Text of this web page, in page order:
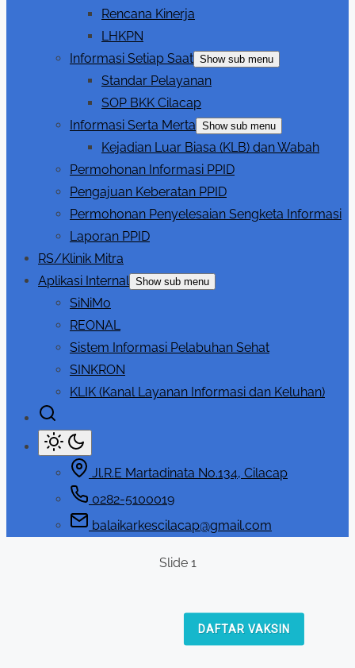
Rencana Kinerja
LHKPN
Informasi Setiap Saat Show sub menu
Standar Pelayanan
SOP BKK Cilacap
Informasi Serta Merta Show sub menu
Kejadian Luar Biasa (KLB) dan Wabah
Permohonan Informasi PPID
Pengajuan Keberatan PPID
Permohonan Penyelesaian Sengketa Informasi
Laporan PPID
RS/Klinik Mitra
Aplikasi Internal Show sub menu
SiNiMo
REONAL
Sistem Informasi Pelabuhan Sehat
SINKRON
KLIK (Kanal Layanan Informasi dan Keluhan)
Jl.R.E Martadinata No.134, Cilacap
0282-5100019
balaikarkescilacap@gmail.com
Slide 1
DAFTAR VAKSIN